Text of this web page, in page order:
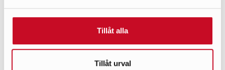
Tillåt alla
Tillåt urval